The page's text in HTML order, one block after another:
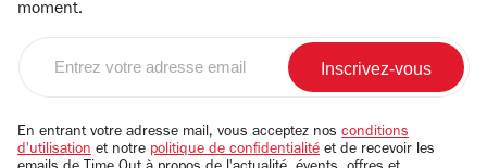
moment.
email
En entrant votre adresse mail, vous acceptez nos conditions
d'utilisation et notre politique de confidentialité et de recevoir les